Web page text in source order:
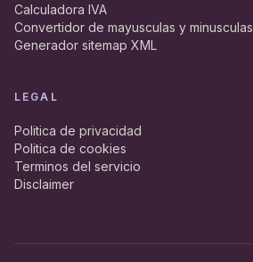
Calculadora IVA
Convertidor de mayusculas y minusculas
Generador sitemap XML
LEGAL
Politica de privacidad
Politica de cookies
Terminos del servicio
Disclaimer